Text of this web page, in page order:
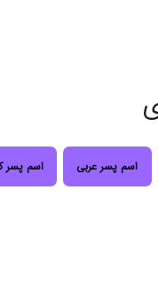
اسم پسر عربی اسم پسر